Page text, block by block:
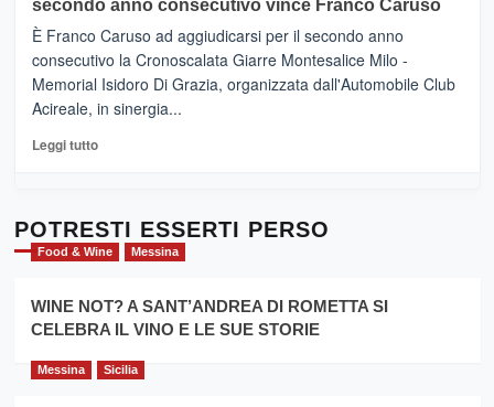
sapori
vicoli
medievali
(Palermo)
–
“E
adesso
Pasta
–
Sicilia
l’
evento
per
la
filiera
grano
secondo anno consecutivo vince Franco Caruso
È Franco Caruso ad aggiudicarsi per il secondo anno
consecutivo la Cronoscalata Giarre Montesalice Milo -
Memorial Isidoro Di Grazia, organizzata dall'Automobile Club
Acireale, in sinergia...
Leggi tuttoLeggi
Cronoscalata
Giarre
Montesalice
per
il
anno
POTRESTI ESSERTI PERSO
Food & Wine Messina
WINE NOT? A SANT’ANDREA DI ROMETTA SI
CELEBRA IL VINO E LE SUE STORIE
Messina Sicilia